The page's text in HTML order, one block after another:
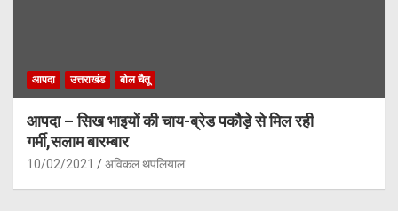
आपदा उत्तराखंड बोल चैतू
आपदा – सिख भाइयों की चाय-ब्रेड पकौड़े से मिल रही
गर्मी,सलाम बारम्बार
10/02/2021 अविकल थपलियाल